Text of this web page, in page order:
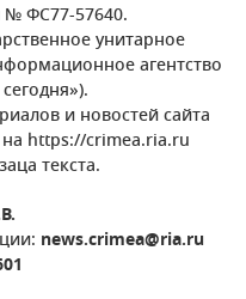
№ ФС77-57640.
унитарное
агентство
и новостей сайта
https://crimea.ria.ru
текста.
news.crimea@ria.ru